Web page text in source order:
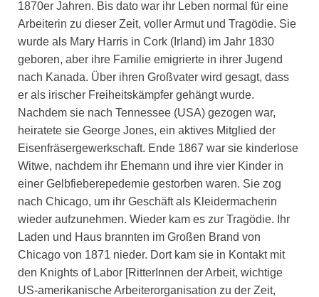
1870er Jahren. Bis dato war ihr Leben normal für eine
Arbeiterin zu dieser Zeit, voller Armut und Tragödie. Sie
wurde als Mary Harris in Cork (Irland) im Jahr 1830
geboren, aber ihre Familie emigrierte in ihrer Jugend
nach Kanada. Über ihren Großvater wird gesagt, dass
er als irischer Freiheitskämpfer gehängt wurde.
Nachdem sie nach Tennessee (USA) gezogen war,
heiratete sie George Jones, ein aktives Mitglied der
Eisenfräsergewerkschaft. Ende 1867 war sie kinderlose
Witwe, nachdem ihr Ehemann und ihre vier Kinder in
einer Gelbfieberepedemie gestorben waren. Sie zog
nach Chicago, um ihr Geschäft als Kleidermacherin
wieder aufzunehmen. Wieder kam es zur Tragödie. Ihr
Laden und Haus brannten im Großen Brand von
Chicago von 1871 nieder. Dort kam sie in Kontakt mit
den Knights of Labor [RitterInnen der Arbeit, wichtige
US-amerikanische Arbeiterorganisation zu der Zeit,